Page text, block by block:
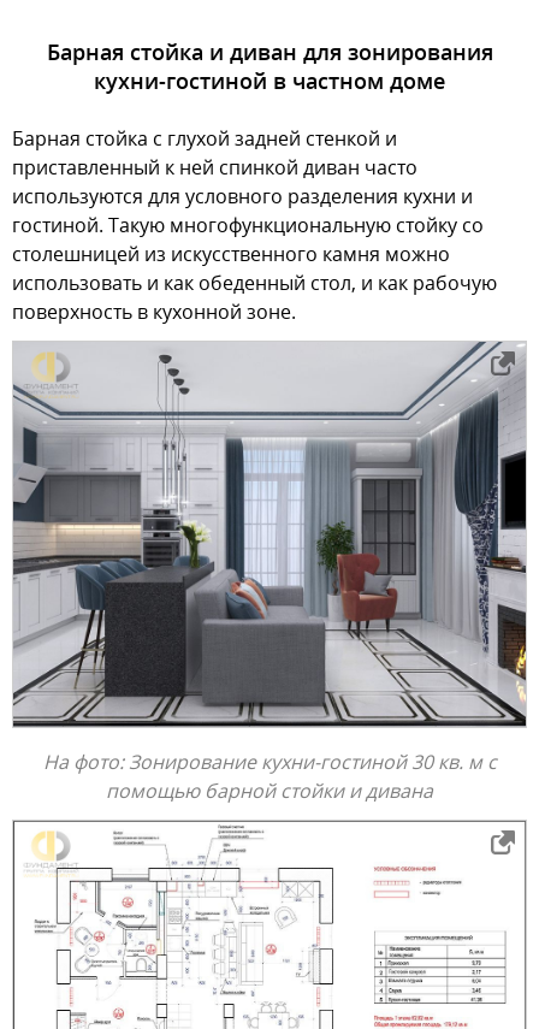
Барная стойка и диван для зонирования
кухни-гостиной в частном доме
Барная стойка с глухой задней стенкой и
приставленный к ней спинкой диван часто
используются для условного разделения кухни и
гостиной. Такую многофункциональную стойку со
столешницей из искусственного камня можно
использовать и как обеденный стол, и как рабочую
поверхность в кухонной зоне.
На фото: Зонирование кухни-гостиной 30 кв. м с
помощью барной стойки и дивана